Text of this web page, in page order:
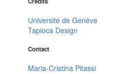
Université de Genève
Tapioca Design
Contact
Maria-Cristina Pitassi